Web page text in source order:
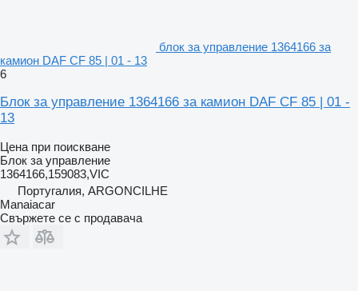
блок за управление 1364166 за
камион DAF CF 85 | 01 - 13
6
Блок за управление 1364166 за камион DAF CF 85 | 01 -
13
Цена при поискване
Блок за управление
1364166,159083,VIC
Португалия, ARGONCILHE
Manaiacar
Свържете се с продавача